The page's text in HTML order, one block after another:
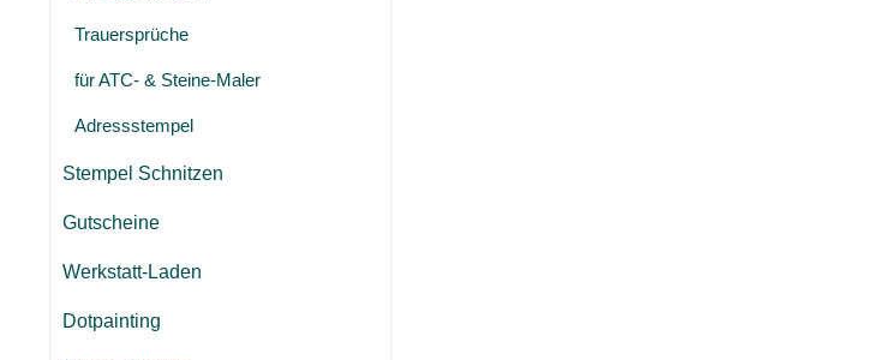
Trauersprüche
für ATC- & Steine-Maler
Adressstempel
Stempel Schnitzen
Gutscheine
Werkstatt-Laden
Dotpainting